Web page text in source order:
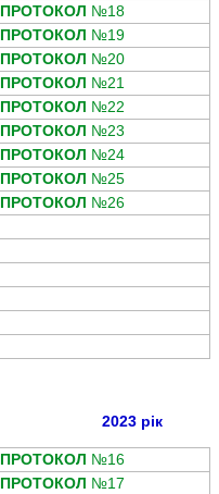
ПРОТОКОЛ №18
ПРОТОКОЛ №19
ПРОТОКОЛ №20
ПРОТОКОЛ №21
ПРОТОКОЛ №22
ПРОТОКОЛ №23
ПРОТОКОЛ №24
ПРОТОКОЛ №25
ПРОТОКОЛ №26
2023 рік
ПРОТОКОЛ №16
ПРОТОКОЛ №17